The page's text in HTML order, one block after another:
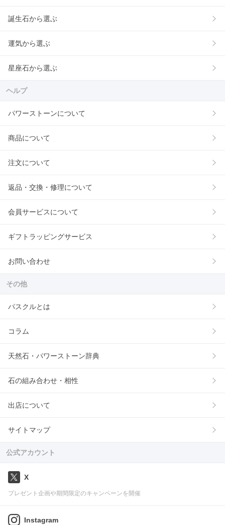
誕生石から選ぶ
運気から選ぶ
星座石から選ぶ
ヘルプ
パワーストーンについて
商品について
注文について
返品・交換・修理について
会員サービスについて
ギフトラッピングサービス
お問い合わせ
その他
パスクルとは
コラム
天然石・パワーストーン辞典
石の組み合わせ・相性
出店について
サイトマップ
公式アカウント
X
プレゼント企画や期間限定のキャンペーンを開催
Instagram